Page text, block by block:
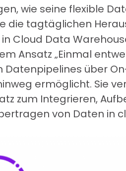
wie seine flexible
die tagtäglichen
Cloud Data
Ansatz „Einmal
Datenpipelines über
ermöglicht. Sie
zum Integrieren,
von Daten in